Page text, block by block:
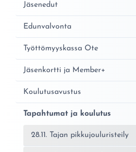
Jäsenedut
Edunvalvonta
Työttömyyskassa Ote
Jäsenkortti ja Member+
Koulutusavustus
Tapahtumat ja koulutus
28.11. Tajan pikkujouluristeily